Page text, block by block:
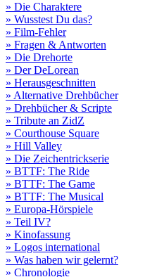
» Die Charaktere
» Wusstest Du das?
» Film-Fehler
» Fragen & Antworten
» Die Drehorte
» Der DeLorean
» Herausgeschnitten
» Alternative Drehbücher
» Drehbücher & Scripte
» Tribute an ZidZ
» Courthouse Square
» Hill Valley
» Die Zeichentrickserie
» BTTF: The Ride
» BTTF: The Game
» BTTF: The Musical
» Europa-Hörspiele
» Teil IV?
» Kinofassung
» Logos international
» Was haben wir gelernt?
» Chronologie